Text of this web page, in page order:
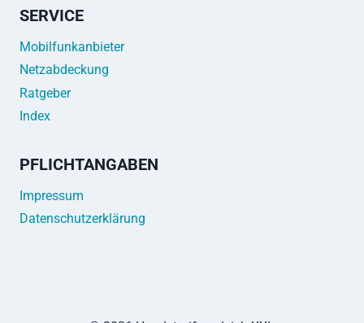
SERVICE
Mobilfunkanbieter
Netzabdeckung
Ratgeber
Index
PFLICHTANGABEN
Impressum
Datenschutzerklärung